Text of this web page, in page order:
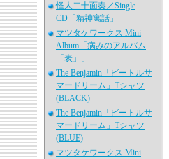
怪人二十面奏／Single
CD「精神寓話」
マツタケワークス Mini
Album「病みのアルバム
「表」」
The Benjamin「ビートルサ
マードリーム」Tシャツ
(BLACK)
The Benjamin「ビートルサ
マードリーム」Tシャツ
(BLUE)
マツタケワークス Mini